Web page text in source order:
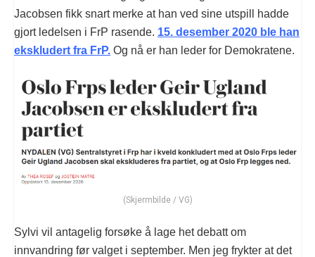
Jacobsen fikk snart merke at han ved sine utspill hadde
gjort ledelsen i FrP rasende. 15. desember 2020 ble han
ekskludert fra FrP. Og nå er han leder for Demokratene.
(Skjermbilde / VG)
Sylvi vil antagelig forsøke å lage het debatt om
innvandring før valget i september. Men jeg frykter at det